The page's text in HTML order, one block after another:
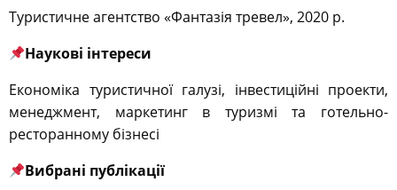
Туристичне агентство «Фантазія тревел», 2020 р.
Наукові інтереси
Економіка туристичної галузі, інвестиційні проекти,
менеджмент, маркетинг в туризмі та готельно-
ресторанному бізнесі
Вибрані публікації